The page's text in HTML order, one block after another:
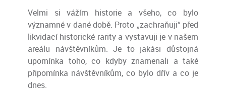
Velmi si vážím historie a všeho, co bylo
významné v dané době. Proto „zachraňuji“ před
likvidací historické rarity a vystavuji je v našem
areálu návštěvníkům. Je to jakási důstojná
upomínka toho, co kdyby znamenali a také
připomínka návštěvníkům, co bylo dřív a co je
dnes.